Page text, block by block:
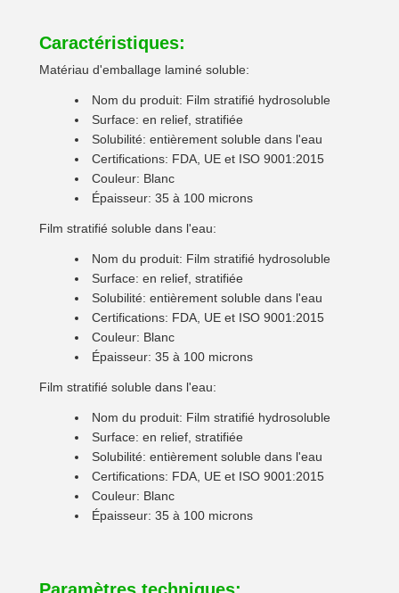
Caractéristiques:
Matériau d'emballage laminé soluble:
Nom du produit: Film stratifié hydrosoluble
Surface: en relief, stratifiée
Solubilité: entièrement soluble dans l'eau
Certifications: FDA, UE et ISO 9001:2015
Couleur: Blanc
Épaisseur: 35 à 100 microns
Film stratifié soluble dans l'eau:
Nom du produit: Film stratifié hydrosoluble
Surface: en relief, stratifiée
Solubilité: entièrement soluble dans l'eau
Certifications: FDA, UE et ISO 9001:2015
Couleur: Blanc
Épaisseur: 35 à 100 microns
Film stratifié soluble dans l'eau:
Nom du produit: Film stratifié hydrosoluble
Surface: en relief, stratifiée
Solubilité: entièrement soluble dans l'eau
Certifications: FDA, UE et ISO 9001:2015
Couleur: Blanc
Épaisseur: 35 à 100 microns